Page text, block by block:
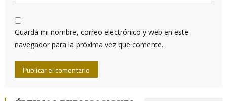
Guarda mi nombre, correo electrónico y web en este
navegador para la próxima vez que comente.